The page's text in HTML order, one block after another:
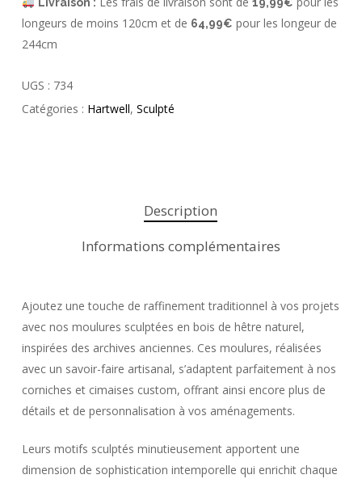
Livraison : 19,99€
longeurs de moins 120cm et de 64,99€ pour les longeur de
244cm
UGS : 734
Catégories : Hartwell, Sculpté
Description
Informations complémentaires
Ajoutez une touche de raffinement traditionnel à vos projets
avec nos moulures sculptées en bois de hêtre naturel,
inspirées des archives anciennes. Ces moulures, réalisées
avec un savoir-faire artisanal, s’adaptent parfaitement à nos
corniches et cimaises custom, offrant ainsi encore plus de
détails et de personnalisation à vos aménagements.
Leurs motifs sculptés minutieusement apportent une
dimension de sophistication intemporelle qui enrichit chaque